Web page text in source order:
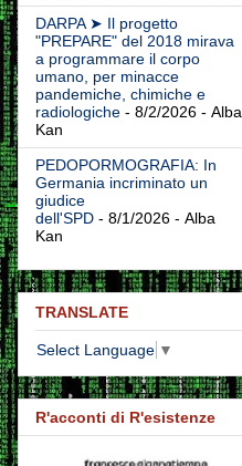
DARPA ➤ Il progetto
"PREPARE" del 2018 mirava
a programmare il corpo
umano, per minacce
pandemiche, chimiche e
radiologiche - 8/2/2026 - Alba
Kan
PEDOPORMOGRAFIA: In
Germania incriminato un
giudice
dell'SPD - 8/1/2026 - Alba
Kan
TRANSLATE
Select Language ▼
R'acconti di R'esistenze